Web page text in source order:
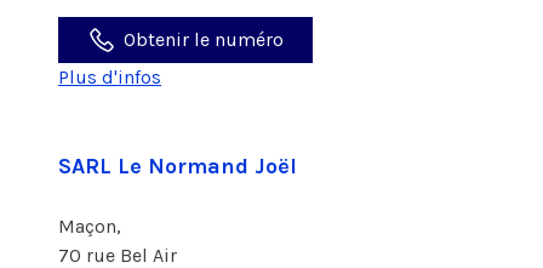
Obtenir le numéro
Plus d'infos
SARL Le Normand Joël
Maçon,
70 rue Bel Air